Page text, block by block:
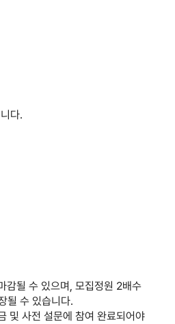
다.
감될 수 있으며, 모집정원 2배수
될 수 있습니다.
및 사전 설문에 참여 완료되어야